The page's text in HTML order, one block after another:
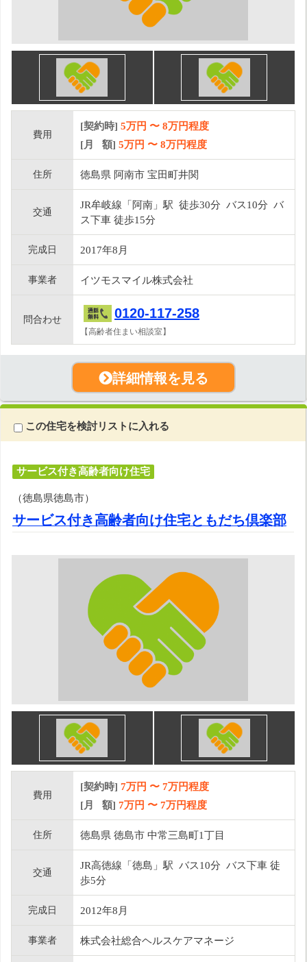
費用
[契約時] 5万円 〜 8万円程度
[月 額] 5万円 〜 8万円程度
住所 徳島県 阿南市 宝田町井関
交通
JR牟岐線「阿南」駅 徒歩30分 バス10分 バ
ス下車 徒歩15分
完成日 2017年8月
事業者 イツモスマイル株式会社
問合わせ 0120-117-258
【高齢者住まい相談室】
詳細情報を見る
この住宅を検討リストに入れる
サービス付き高齢者向け住宅
（徳島県徳島市）
サービス付き高齢者向け住宅ともだち倶楽部
費用
[契約時] 7万円 〜 7万円程度
[月 額] 7万円 〜 7万円程度
住所 徳島県 徳島市 中常三島町1丁目
交通
JR高徳線「徳島」駅 バス10分 バス下車 徒
歩5分
完成日 2012年8月
事業者 株式会社総合ヘルスケアマネージ